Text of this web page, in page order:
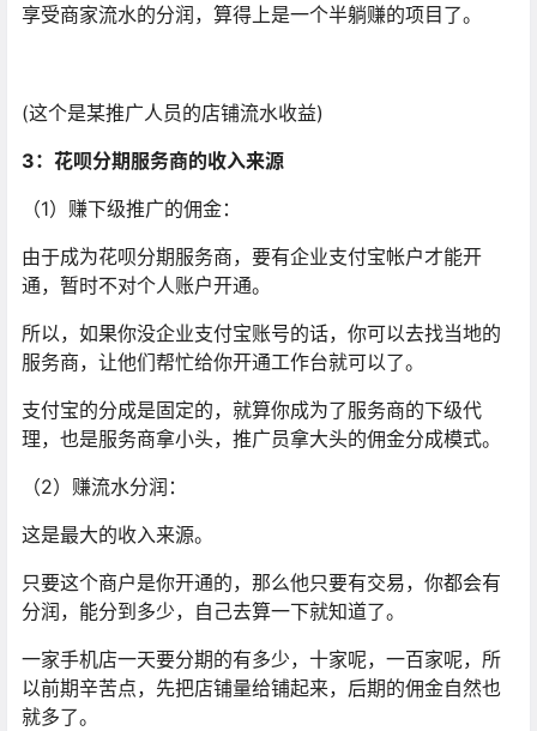
享受商家流水的分润，算得上是一个半躺赚的项目了。
(这个是某推广人员的店铺流水收益)
3：花呗分期服务商的收入来源
（1）赚下级推广的佣金：
由于成为花呗分期服务商，要有企业支付宝帐户才能开
通，暂时不对个人账户开通。
所以，如果你没企业支付宝账号的话，你可以去找当地的
服务商，让他们帮忙给你开通工作台就可以了。
支付宝的分成是固定的，就算你成为了服务商的下级代
理，也是服务商拿小头，推广员拿大头的佣金分成模式。
（2）赚流水分润：
这是最大的收入来源。
只要这个商户是你开通的，那么他只要有交易，你都会有
分润，能分到多少，自己去算一下就知道了。
一家手机店一天要分期的有多少，十家呢，一百家呢，所
以前期辛苦点，先把店铺量给铺起来，后期的佣金自然也
就多了。